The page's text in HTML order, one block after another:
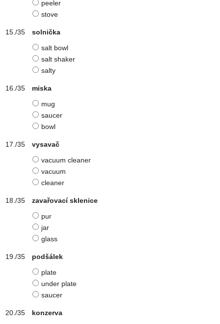
peeler
stove
solnička
salt bowl
salt shaker
salty
miska
mug
saucer
bowl
vysavač
vacuum cleaner
vacuum
cleaner
zavařovací sklenice
pur
jar
glass
podšálek
plate
under plate
saucer
konzerva